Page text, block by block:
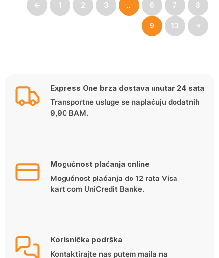
← 1 2 3 … 6 7 8
9 10 →
Express One brza dostava unutar 24 sata
Transportne usluge se naplaćuju dodatnih
9,90 BAM.
Mogućnost plaćanja online
Mogućnost plaćanja do 12 rata Visa
karticom UniCredit Banke.
Korisnička podrška
Kontaktirajte nas putem maila na